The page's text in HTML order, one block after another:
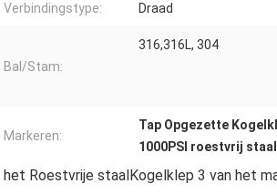
Verbindingstype: Draad
Bal/Stam:
316,316L, 304
Markeren:
Tap Opgezette
1000PSI roestvrij
het Roestvrije staalKogelklep 3 van het